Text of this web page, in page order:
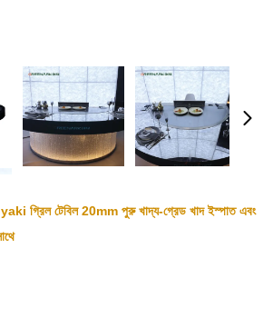
গ্রিল টেবিল 20mm পুরু খাদ্য-গ্রেড খাদ ইস্পাত এবং